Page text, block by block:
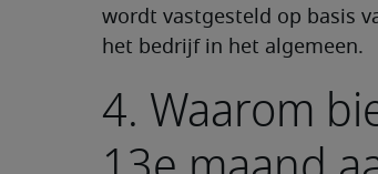
wordt vastgesteld op basis
het bedrijf in het algemeen.
4. Waarom